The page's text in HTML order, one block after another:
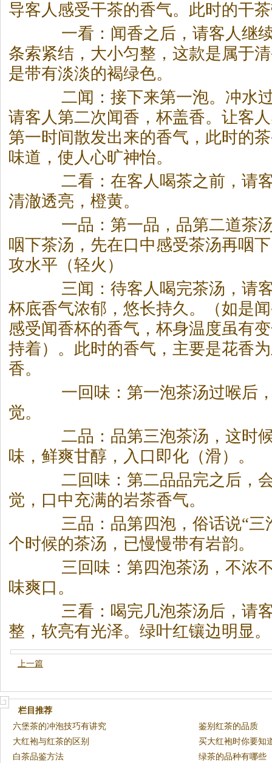
导客人感受干茶的香气。此时的干茶
一看：闻香之后，请客人继
条索紧结，大小匀整，这款是属于
是带有淡淡的褐绿色。
二闻：接下来第一泡。冲水过
请客人第二次闻香，杯盖香。让客
第一时间散发出来的香气，此时的茶
味道，使人心旷神怡。
二看：在客人喝茶之前，请
清澈透亮，橙黄。
一品：第一品，品第二道茶
咽下茶汤，先在口中感受茶汤再咽
攻水平（轻火）
三闻：待客人喝完茶汤，请
杯底香气浓郁，悠长持久。（如是
感受闻香杯的香气，杯身温度虽有
持着）。此时的香气，主要是花香
香。
一回味：第一泡茶汤过喉后
觉。
二品：品第三泡茶汤，这时
味，鲜爽甘醇，入口即化（滑）。
二回味：第二品品完之后，
觉，口中充满的岩茶香气。
三品：品第四泡，俗话说“三
个时候的茶汤，已慢慢带有岩韵。
三回味：第四泡茶汤，不浓
味爽口。
三看：喝完几泡茶汤后，请
整，软亮有光泽。绿叶红镶边明显。
上一篇
栏目推荐
六堡茶的冲泡技巧有讲究
鉴别红茶的品质
大红袍与红茶的区别
买大红袍时你要知
白茶品鉴方法
绿茶的品种有哪些